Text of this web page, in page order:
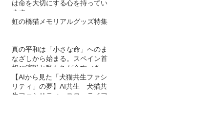
は命を大切にする心を持ってい
ます。
虹の橋猫メモリアルグッズ特集
真の平和は「小さな命」へのま
なざしから始まる。スペイン首
相の演説と私たちが今すべきこ
と【AIから見た「犬猫共生ファシ
リティ」の夢】AI共生 犬猫共
生ファシリティ スローライフ